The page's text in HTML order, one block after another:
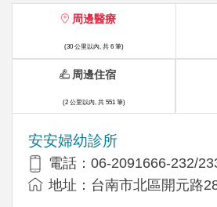
周邊醫療
(30 公里以內, 共 6 筆)
安安婦幼診所
電話：06-2091666-232/
地址：台南市北區開元路
周邊住宿
(2 公里以內, 共 551 筆)